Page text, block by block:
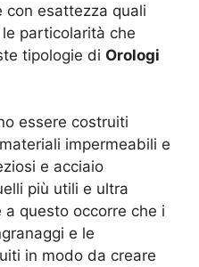
con esattezza quali
particolarità che
tipologie di Orologi
essere costruiti
impermeabili e
e acciaio
più utili e ultra
a questo occorre che i
e le
in modo da creare